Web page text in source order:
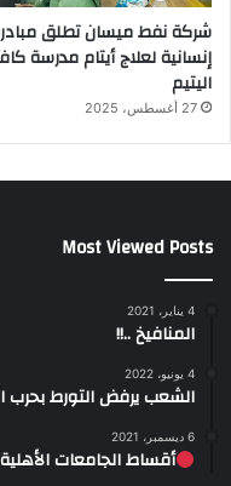
شركة نفط ميسان تطلق
إنسانية لعلاج أيتام مدرسة
اليتيم
27 أغسطس، 2025
Most Viewed Posts
4 يناير، 2021
المنافيخ ..!!
4 يونيو، 2022
الشعب يرفض التورط بحرب
6 ديسمبر، 2021
أقساط الجامعات